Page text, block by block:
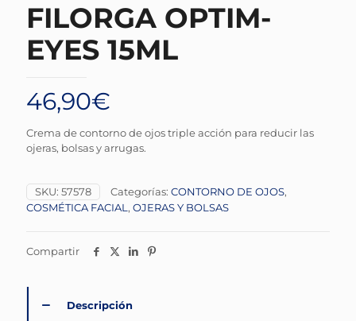
FILORGA OPTIM-
EYES 15ML
46,90€
Crema de contorno de ojos triple acción para reducir las
ojeras, bolsas y arrugas.
SKU: 57578 Categorías: CONTORNO DE OJOS,
COSMÉTICA FACIAL , OJERAS Y BOLSAS
Compartir
Descripción